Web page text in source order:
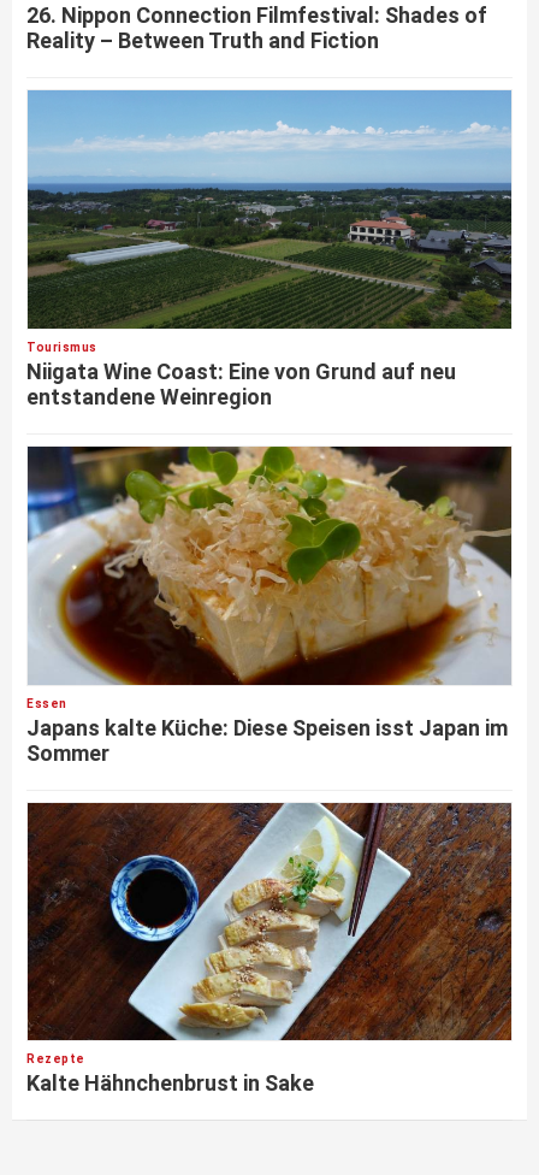
26. Nippon Connection Filmfestival: Shades of
Reality – Between Truth and Fiction
Tourismus
Niigata Wine Coast: Eine von Grund auf neu
entstandene Weinregion
Essen
Japans kalte Küche: Diese Speisen isst Japan im
Sommer
Rezepte
Kalte Hähnchenbrust in Sake